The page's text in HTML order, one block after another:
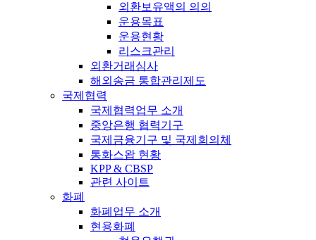
외환보유액의 의의
운용목표
운용현황
리스크관리
외환거래심사
해외송금 통합관리제도
국제협력
국제협력업무 소개
중앙은행 협력기구
국제금융기구 및 국제회의체
통화스왑 현황
KPP & CBSP
관련 사이트
화폐
화폐업무 소개
현용화폐